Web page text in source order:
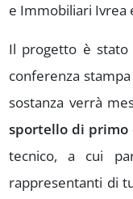
e Immobiliari Ivrea
Il progetto è
conferenza
sostanza verrà
sportello di
tecnico, a cui
rappresentanti di